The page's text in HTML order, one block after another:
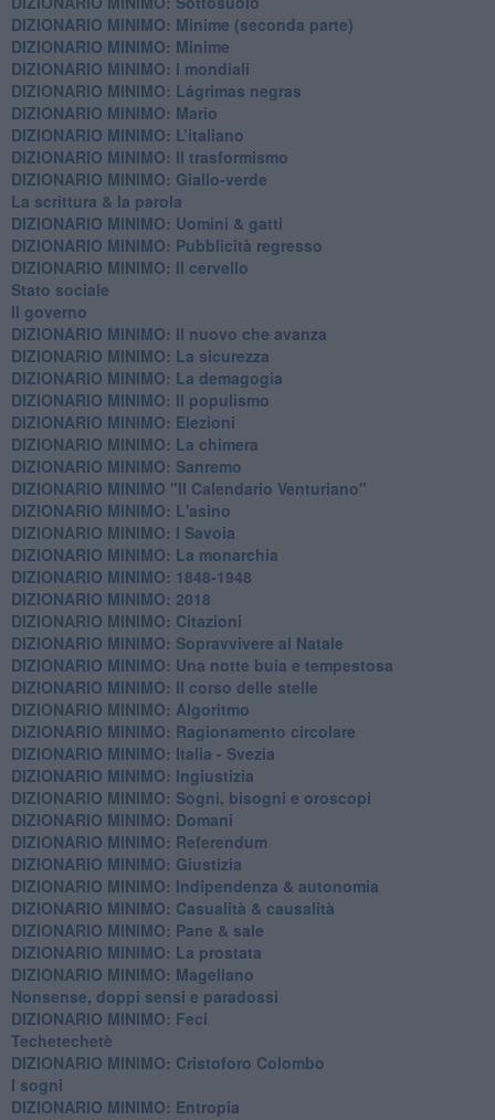
DIZIONARIO MINIMO: Minime (seconda parte)
DIZIONARIO MINIMO: Minime
DIZIONARIO MINIMO: ​I mondiali
DIZIONARIO MINIMO: ​Lágrimas negras
DIZIONARIO MINIMO: Mario
DIZIONARIO MINIMO: L’italiano
DIZIONARIO MINIMO: Il trasformismo
DIZIONARIO MINIMO: Giallo-verde
La scrittura & la parola
​DIZIONARIO MINIMO: Uomini & gatti
DIZIONARIO MINIMO: ​Pubblicità regresso
DIZIONARIO MINIMO: Il cervello
Stato sociale
Il governo
DIZIONARIO MINIMO: Il nuovo che avanza
DIZIONARIO MINIMO: La sicurezza
DIZIONARIO MINIMO: La demagogia
DIZIONARIO MINIMO: Il populismo
DIZIONARIO MINIMO: Elezioni
DIZIONARIO MINIMO: La chimera
DIZIONARIO MINIMO: Sanremo
DIZIONARIO MINIMO "Il Calendario Venturiano"
DIZIONARIO MINIMO: L'asino
DIZIONARIO MINIMO: I Savoia
DIZIONARIO MINIMO: La monarchia
DIZIONARIO MINIMO: 1848-1948
DIZIONARIO MINIMO: 2018
DIZIONARIO MINIMO: Citazioni
DIZIONARIO MINIMO: ​Sopravvivere al Natale
DIZIONARIO MINIMO: ​Una notte buia e tempestosa
DIZIONARIO MINIMO: Il corso delle stelle
DIZIONARIO MINIMO: Algoritmo
DIZIONARIO MINIMO: Ragionamento circolare
DIZIONARIO MINIMO: Italia - Svezia
DIZIONARIO MINIMO: ​Ingiustizia
DIZIONARIO MINIMO: ​Sogni, bisogni e oroscopi
DIZIONARIO MINIMO: Domani
DIZIONARIO MINIMO: Referendum
DIZIONARIO MINIMO: Giustizia
DIZIONARIO MINIMO: ​Indipendenza & autonomia
DIZIONARIO MINIMO: ​Casualità & causalità
​DIZIONARIO MINIMO: Pane & sale
DIZIONARIO MINIMO: La prostata
​DIZIONARIO MINIMO: Magellano
Nonsense, doppi sensi e paradossi
DIZIONARIO MINIMO: Feci
Techetechetè
DIZIONARIO MINIMO: Cristoforo Colombo
I sogni
DIZIONARIO MINIMO: Entropia